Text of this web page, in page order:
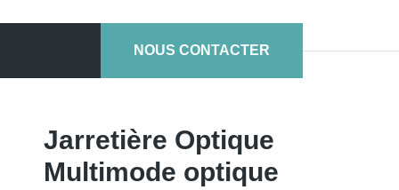
NOUS CONTACTER
125µm OM1 2 mm – 5m – FOLAN
Jarretière Optique
Multimode optique